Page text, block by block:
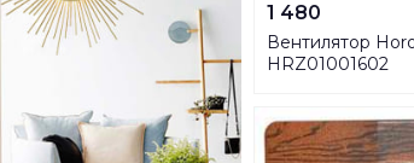
1 480
Вентилятор
HRZ01001602